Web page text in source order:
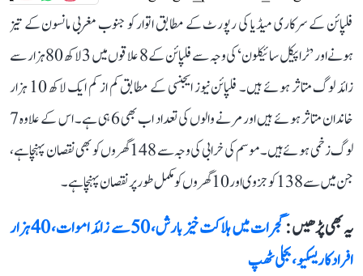
فلپائن کے سرکاری میڈیا کی رپورٹ کے مطابق اتوار کو جنوب مغربی مانسون کے تیز
ہونے اور ’ٹراپیکل سائیکلون‘ کی وجہ سے فلپائن کے 8 علاقوں میں 3 لاکھ 80 ہزار سے
زائد لوگ متاثر ہوئے ہیں۔ فلپائن نیوز ایجنسی کے مطابق کم از کم ایک لاکھ 10 ہزار
خاندان متاثر ہوئے ہیں اور مرنے والوں کی تعداد اب بھی 6 ہی ہے۔ اس کے علاوہ 7
لوگ زخمی ہوئے ہیں۔ موسم کی خرابی کی وجہ سے 148 گھروں کو بھی نقصان پہنچا ہے،
جن میں سے 138 کو جزوی اور 10 گھروں کو مکمل طور پر نقصان پہنچا ہے۔
یہ بھی پڑھیں :
گجرات میں ہلاکت خیز بارش، 50 سے زائد اموات، 40 ہزار
افراد کا ریسکیو، بجلی ٹھپ